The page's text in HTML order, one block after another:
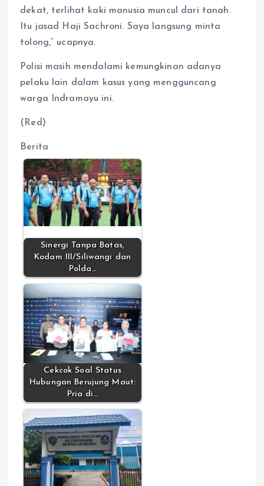
dekat, terlihat kaki manusia muncul dari tanah.
Itu jasad Haji Sachroni. Saya langsung minta
tolong,” ucapnya.
Polisi masih mendalami kemungkinan adanya
pelaku lain dalam kasus yang mengguncang
warga Indramayu ini.
(Red)
Berita
Sinergi Tanpa Batas,
Kodam III/Siliwangi dan
Polda…
Cekcok Soal Status
Hubungan Berujung Maut:
Pria di…